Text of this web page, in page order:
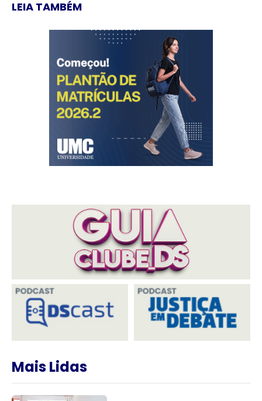
LEIA TAMBÉM
Mais Lidas